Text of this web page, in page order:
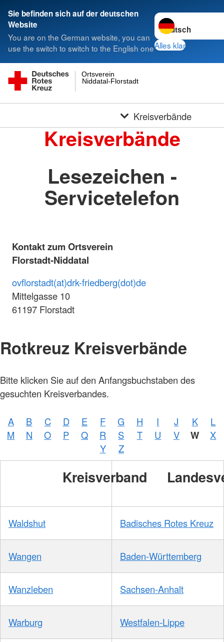
Sie befinden sich auf der deutschen
Website
You are on the German website, you can
use the switch to switch to the English one
Sprache wechseln
Alles klar
Niddatal-Florstadt
Ortsverein
Kreisverbände
Kreisverbände
Lesezeichen -
Servicetelefon
Kontakt zum Ortsverein
Florstadt-Niddatal
ovflorstadt(at)drk-friedberg(dot)de
Mittelgasse 10
61197 Florstadt
Rotkreuz Kreisverbände
Bitte klicken Sie auf den Anfangsbuchstaben des
gesuchten Kreisverbandes.
A B C D E F G H I J K
L
M
N O P Q R S T U V W
X
Y
Z
Kreisverband
Waldshut Badisches Rotes Kreuz
Wangen Baden-Württemberg
Wanzleben Sachsen-Anhalt
Warburg Westfalen-Lippe